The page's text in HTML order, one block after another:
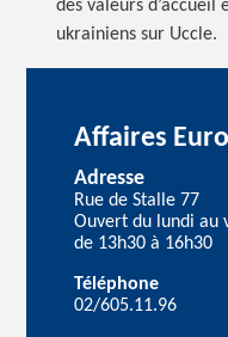
des valeurs
ukrainiens sur Uccle.
Affaires
Adresse
Rue de Stalle 77
Ouvert du lundi au
de 13h30 à 16h30
Téléphone
02/605.11.96